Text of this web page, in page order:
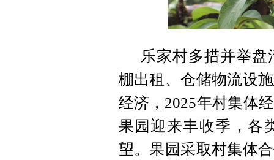
乐家村多措并举
棚出租、仓储物流设
经济，2025年村集体
果园迎来丰收季，各
望。果园采取村集体